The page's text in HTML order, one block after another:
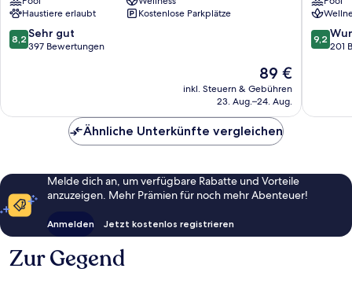
Haustiere erlaubt
Kostenlose Parkplätze
8.2
von
Bewertungen
8,2 Sehr gut
397 Bewertungen
Der
Preis
beträgt
89 €
inkl. Steuern & Gebühren
23. Aug.–24. Aug.
9.2
von
9,2
201
Ähnliche Unterkünfte vergleichen
Melde dich an, um verfügbare Rabatte und Vorteile
anzuzeigen. Mehr Prämien für noch mehr Abenteuer!
Anmelden Jetzt kostenlos registrieren
Zur Gegend